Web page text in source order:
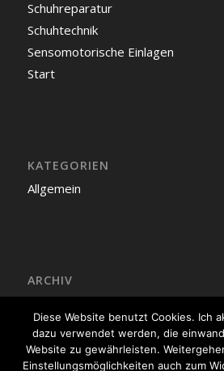
Schuhreparatur
Schuhtechnik
Sensomotorische Einlagen
Start
KATEGORIEN
Allgemein
ARCHIV
Diese Website benutzt Cookies. Ich
dazu verwendet werden, die
Website zu gewährleisten.
Einstellungsmöglichkeiten auch zum